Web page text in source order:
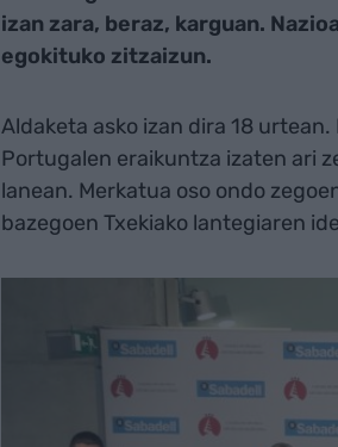
izan zara, beraz, karguan.
egokituko zitzaizun.
Aldaketa asko izan dira 18
Portugalen eraikuntza izaten ari
lanean. Merkatua oso ondo
bazegoen Txekiako lantegiaren